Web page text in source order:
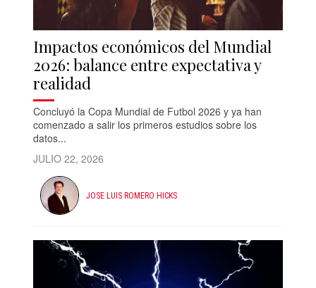
Impactos económicos del Mundial
2026: balance entre expectativa y
realidad
Concluyó la Copa Mundial de Futbol 2026 y ya han
comenzado a salir los primeros estudios sobre los
datos...
JULIO 22, 2026
JOSE LUIS ROMERO HICKS